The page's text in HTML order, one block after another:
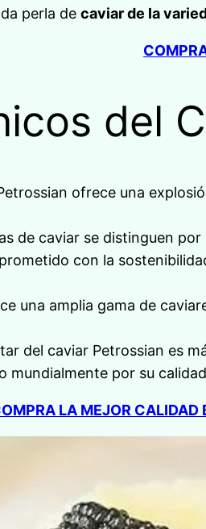
perla de caviar de la
del
ofrece una
de caviar se distinguen
con la
una amplia gama de
del caviar Petrossian es
mundialmente por su
LA MEJOR CALIDAD